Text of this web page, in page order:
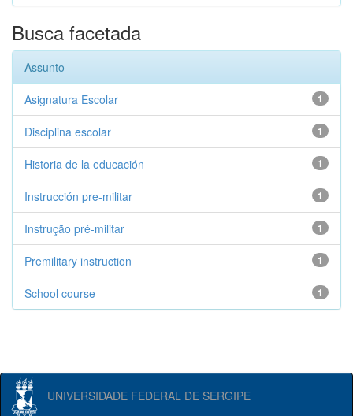
Busca facetada
Assunto
1
Asignatura Escolar
1
Disciplina escolar
1
Historia de la educación
1
Instrucción pre-militar
1
Instrução pré-militar
1
Premilitary instruction
1
School course
UNIVERSIDADE FEDERAL DE SERGIPE